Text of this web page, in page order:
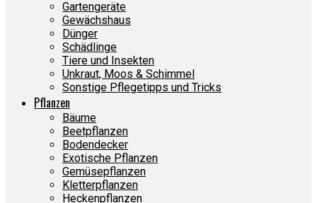
Gartengeräte
Gewächshaus
Dünger
Schädlinge
Tiere und Insekten
Unkraut, Moos & Schimmel
Sonstige Pflegetipps und Tricks
Pflanzen
Bäume
Beetpflanzen
Bodendecker
Exotische Pflanzen
Gemüsepflanzen
Kletterpflanzen
Heckenpflanzen